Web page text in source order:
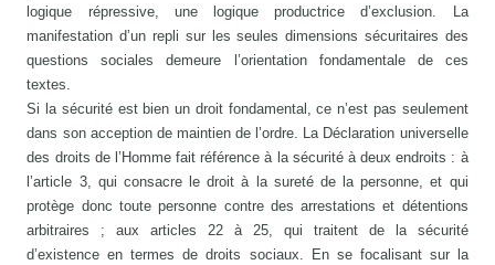
logique répressive, une logique productrice d’exclusion. La
manifestation d’un repli sur les seules dimensions sécuritaires des
questions sociales demeure l’orientation fondamentale de ces
textes.
Si la sécurité est bien un droit fondamental, ce n’est pas seulement
dans son acception de maintien de l’ordre. La Déclaration universelle
des droits de l’Homme fait référence à la sécurité à deux endroits : à
l’article 3, qui consacre le droit à la sureté de la personne, et qui
protège donc toute personne contre des arrestations et détentions
arbitraires ; aux articles 22 à 25, qui traitent de la sécurité
d’existence en termes de droits sociaux. En se focalisant sur la